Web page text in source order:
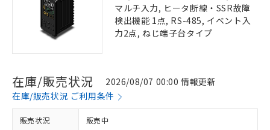
マルチ入力, ヒータ断線・SSR故障
検出機能 1点, RS-485, イベント入
力2点, ねじ端子台タイプ
在庫/販売状況
2026/08/07 00:00 情報更新
在庫/販売状況 ご利用条件
販売状況 販売中